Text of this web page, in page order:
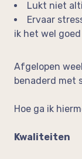
Lukt niet
Ervaar
ik het wel
Afgelopen
benaderd met
Hoe ga ik
Kwaliteiten